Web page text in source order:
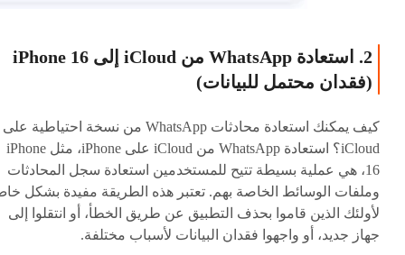
2. استعادة WhatsApp من iCloud إلى iPhone 16
(فقدان محتمل للبيانات)
كيف يمكنك استعادة محادثات WhatsApp من نسخة احتياطية على
iCloud؟ استعادة WhatsApp من iCloud على iPhone، مثل iPhone
16، هي عملية بسيطة تتيح للمستخدمين استعادة سجل المحادثات
وملفات الوسائط الخاصة بهم. تعتبر هذه الطريقة مفيدة بشكل
لأولئك الذين قاموا بحذف التطبيق عن طريق الخطأ، أو انتقلوا إلى
جهاز جديد، أو واجهوا فقدان البيانات لأسباب مختلفة.